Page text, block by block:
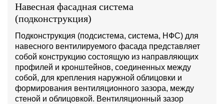
Навесная фасадная система
(подконструкция)
Подконструкция (подсистема, система, НФС) для
навесного вентилируемого фасада представляет
собой конструкцию состоящую из направляющих
профилей и кронштейнов, соединенных между
собой, для крепления наружной облицовки и
формирования вентиляционного зазора, между
стеной и облицовкой. Вентиляционный зазор